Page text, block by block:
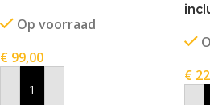
Op voorraad
€ 99,00
In Winkelwagen
€